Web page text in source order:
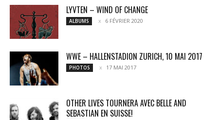
LYVTEN – WIND OF CHANGE
ALBUMS 6 FÉVRIER 2020
WWE – HALLENSTADION ZURICH, 10 MAI 2017
PHOTOS 17 MAI 2017
OTHER LIVES TOURNERA AVEC BELLE AND
SEBASTIAN EN SUISSE!